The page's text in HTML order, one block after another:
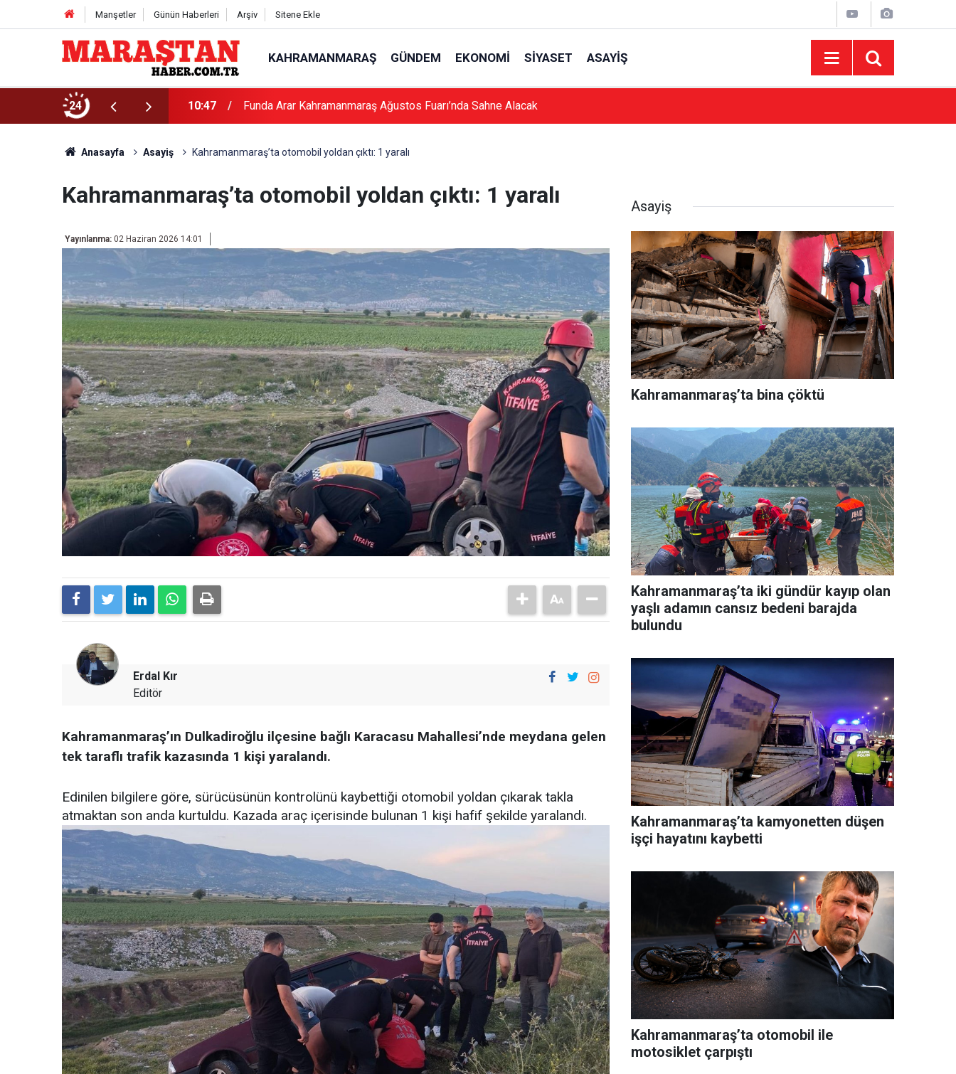
Manşetler Günün Haberleri Arşiv Sitene Ekle
KAHRAMANMARAŞ GÜNDEM EKONOMI SIYASET ASAYIŞ
24 10:47 Funda Arar Kahramanmaraş Ağustos Fuarı’nda Sahne Alacak
Anasayfa Asayiş Kahramanmaraş’ta otomobil yoldan çıktı: 1 yaralı
Kahramanmaraş’ta otomobil yoldan çıktı: 1 yaralı
Yayınlanma: 02 Haziran 2026 14:01
Erdal Kır
Editör
Kahramanmaraş’ın Dulkadiroğlu ilçesine bağlı Karacasu Mahallesi’nde meydana gelen
tek taraflı trafik kazasında 1 kişi yaralandı.
Edinilen bilgilere göre, sürücüsünün kontrolünü kaybettiği otomobil yoldan çıkarak takla
atmaktan son anda kurtuldu. Kazada araç içerisinde bulunan 1 kişi hafif şekilde yaralandı.
Asayiş
Kahramanmaraş’ta bina çöktü
Kahramanmaraş’ta iki gündür kayıp olan
yaşlı adamın cansız bedeni barajda
bulundu
Kahramanmaraş’ta kamyonetten düşen
işçi hayatını kaybetti
Kahramanmaraş’ta otomobil ile
motosiklet çarpıştı